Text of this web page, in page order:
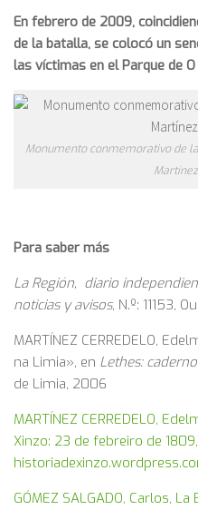
En febrero de 2009,
de la batalla, se colocó un
las víctimas en el Parque de
Monumento conmemorativo de
Para saber más
La Región, diario
noticias y avisos, N.º: 11153,
MARTÍNEZ CERREDELO,
na Limia», en Lethes:
de Limia, 2006
MARTÍNEZ CERREDELO,
Xinzo: 23 de febreiro de
GÓMEZ SALGADO, Carlos,